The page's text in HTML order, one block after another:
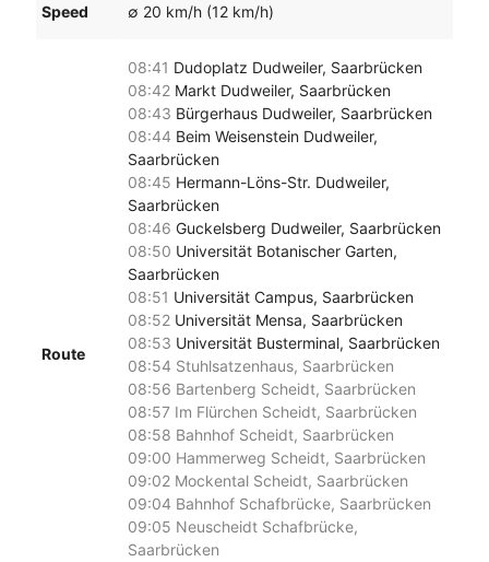
Speed ∅ 20 km/h (12 km/h)
Route
08:41 Dudoplatz Dudweiler, Saarbrücken
08:42 Markt Dudweiler, Saarbrücken
08:43 Bürgerhaus Dudweiler, Saarbrücken
08:44 Beim Weisenstein Dudweiler,
Saarbrücken
08:45 Hermann-Löns-Str. Dudweiler,
Saarbrücken
08:46 Guckelsberg Dudweiler, Saarbrücken
08:50 Universität Botanischer Garten,
Saarbrücken
08:51 Universität Campus, Saarbrücken
08:52 Universität Mensa, Saarbrücken
08:53 Universität Busterminal, Saarbrücken
08:54 Stuhlsatzenhaus, Saarbrücken
08:56 Bartenberg Scheidt, Saarbrücken
08:57 Im Flürchen Scheidt, Saarbrücken
08:58 Bahnhof Scheidt, Saarbrücken
09:00 Hammerweg Scheidt, Saarbrücken
09:02 Mockental Scheidt, Saarbrücken
09:04 Bahnhof Schafbrücke, Saarbrücken
09:05 Neuscheidt Schafbrücke,
Saarbrücken